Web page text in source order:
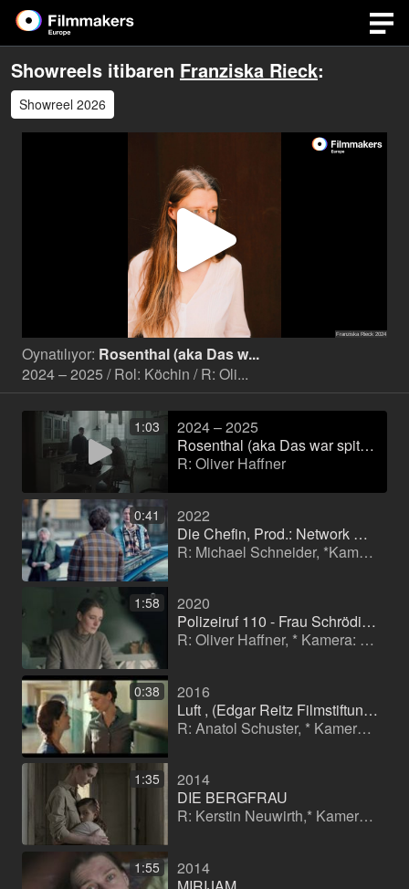
Showreels itibaren Franziska Rieck:
Showreel 2026
Oynat
Oynatılıyor: Rosenthal (aka Das w...
2024 – 2025 / Rol: Köchin / R: Oli...
1:03
2024 – 2025
Rosenthal (aka Das war spitze!) (AT) (Uzun metraj film)
R: Oliver Haffner
0:41
2022
Die Chefin, Prod.: Network Movie
R: Michael Schneider, *Kamera: Andreas Zickgraf
1:58
2020
Polizeiruf 110 - Frau Schrödingers Katze
R: Oliver Haffner, * Kamera: Kaspar Kaven
0:38
2016
Luft , (Edgar Reitz Filmstiftung) (Sinema filmi)
R: Anatol Schuster, * Kamera: Julian Krubasik
1:35
2014
DIE BERGFRAU
R: Kerstin Neuwirth,* Kamera: Carmen Treichl
1:55
2014